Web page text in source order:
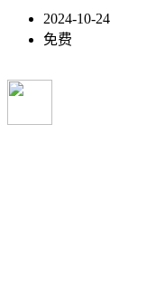
2024-10-24
免费